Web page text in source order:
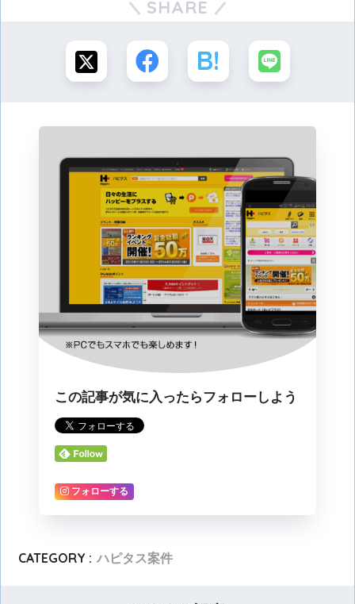
SHARE
この記事が気に入ったらフォローしよう
フォローする
CATEGORY : ハピタス案件